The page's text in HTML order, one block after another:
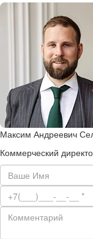
Максим Андреевич
Коммерческий